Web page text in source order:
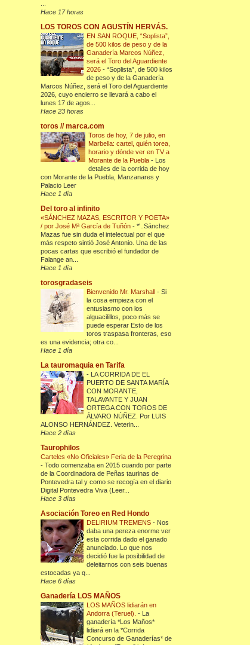
Hace 17 horas
LOS TOROS CON AGUSTÍN HERVÁS.
EN SAN ROQUE, “Soplista”,
de 500 kilos de peso y de la
Ganadería Marcos Núñez,
será el Toro del Aguardiente
2026-“Soplista”, de 500 kilos
de peso y de la Ganadería
Marcos Núñez, será el Toro del Aguardiente
2026, cuyo encierro se llevará a cabo el
lunes 17 de agos...
Hace 23 horas
toros // marca.com
Toros de hoy, 7 de julio, en
Marbella: cartel, quién torea,
horario y dónde ver en TV a
Morante de la Puebla- Los
detalles de la corrida de hoy
con Morante de la Puebla, Manzanares y
Palacio Leer
Hace 1 día
Del toro al infinito
«SÁNCHEZ MAZAS, ESCRITOR Y POETA»
/ por José Mª García de Tuñón-*'..Sánchez
Mazas fue sin duda el intelectual por el que
más respeto sintió José Antonio. Una de las
pocas cartas que escribió el fundador de
Falange an...
Hace 1 día
torosgradaseis
Bienvenido Mr. Marshall-Si
la cosa empieza con el
entusiasmo con los
alguacilillos, poco más se
puede esperar Esto de los
toros traspasa fronteras, eso
es una evidencia; otra co...
Hace 1 día
La tauromaquia en Tarifa
- LA CORRIDA DE EL
PUERTO DE SANTA MARÍA
CON MORANTE,
TALAVANTE Y JUAN
ORTEGA CON TOROS DE
ÁLVARO NÚÑEZ. Por LUIS
ALONSO HERNÁNDEZ. Veterin...
Hace 2 días
Taurophilos
Carteles «No Oficiales» Feria de la Peregrina
-Todo comenzaba en 2015 cuando por parte
de la Coordinadora de Peñas taurinas de
Pontevedra tal y como se recogía en el diario
Digital Pontevedra Viva (Leer...
Hace 3 días
Asociación Toreo en Red Hondo
DELIRIUM TREMENS- Nos
daba una pereza enorme ver
esta corrida dado el ganado
anunciado. Lo que nos
decidió fue la posibilidad de
deleitarnos con seis buenas
estocadas ya q...
Hace 6 días
Ganadería LOS MAÑOS
LOS MAÑOS lidiarán en
Andorra (Teruel).- La
ganadería *Los Maños*
lidiará en la *Corrida
Concurso de Ganaderías* de